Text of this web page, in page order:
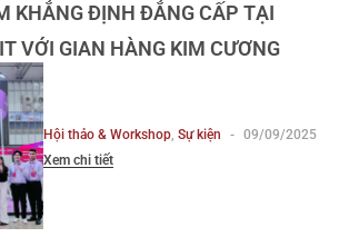
KHẲNG ĐỊNH ĐẲNG CẤP TẠI
VỚI GIAN HÀNG KIM CƯƠNG
Hội thảo & Workshop ,Sự kiện -
09/09/2025
Xem chi tiết